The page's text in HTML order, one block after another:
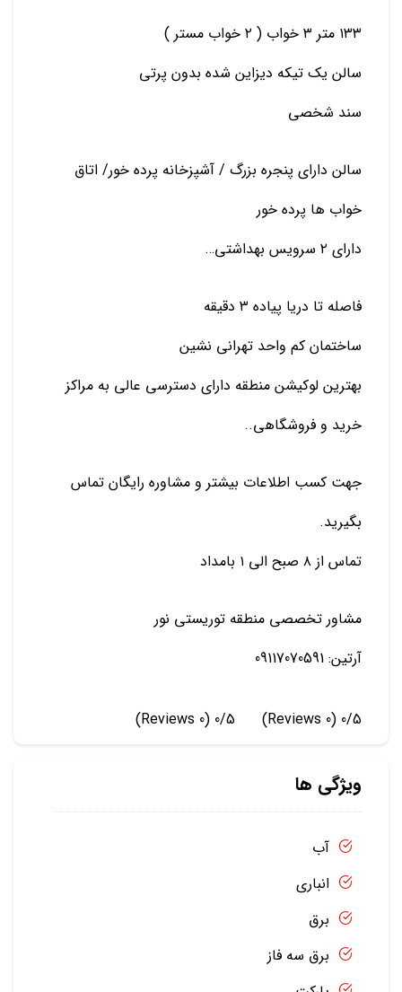
۱۳۳ متر ۳ خواب ( ۲ خواب مستر )
سالن یک تیکه دیزاین شده بدون پرتی
سند شخصی
سالن دارای پنجره بزرگ / آشپزخانه پرده خور/ اتاق
خواب ها پرده خور
دارای ۲ سرویس بهداشتی…
فاصله تا دریا پیاده ۳ دقیقه
ساختمان کم واحد تهرانی نشین
بهترین لوکیشن منطقه دارای دسترسی عالی به مراکز
خرید و فروشگاهی..
جهت کسب اطلاعات بیشتر و مشاوره رایگان تماس
بگیرید.
تماس از ۸ صبح الی ۱ بامداد
مشاور تخصصی منطقه توریستی نور
آرتین: 09117070591
0/5
(0 Reviews)
0/5
(0 Reviews)
ویژگی ها
آب
انباری
برق
برق سه فاز